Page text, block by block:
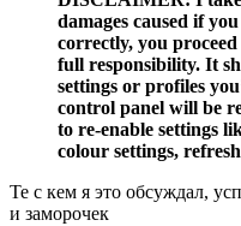
damages caused if
correctly, you
full responsibility. It
settings or profiles
control panel will be
to re-enable settings
colour settings,
Те с кем я это обсуждал,
и заморочек